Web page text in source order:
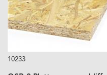
10233